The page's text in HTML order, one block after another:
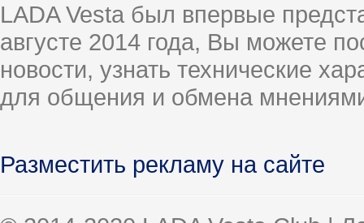
LADA Vesta был впервые
августе 2014 года, Вы можете
новости, узнать технические
для общения и обмена
Разместить рекламу на сайте